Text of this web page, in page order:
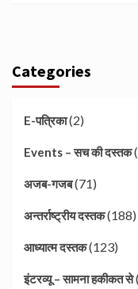
Categories
E-पत्रिका(2)
Events – सच की दस्तक
अजब-गजब(71)
अन्तर्राष्ट्रीय दस्तक(188)
आध्यात्म दस्तक(123)
इंटरव्यू – सामना हकीकत से